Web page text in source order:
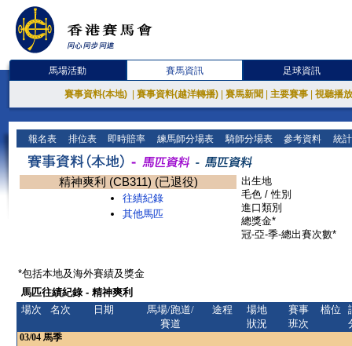
馬場活動 賽馬資訊 足球資訊
賽事資料(本地) 賽事資料(越洋轉播) 賽馬新聞 主要賽事 視聽播
報名表 排位表 即時賠率 練馬師分場表 騎師分場表 參考資料 統
精神爽利 (CB311) (已退役)
往績紀錄
其他馬匹
出生地
毛色 / 性別
進口類別
總獎金*
冠-亞-季-總出賽次數*
*包括本地及海外賽績及獎金
馬匹往績紀錄 - 精神爽利
場次
名次 日期
馬場/跑道/
賽道
途程
場地
狀況
賽事
班次
檔位
03/04 馬季